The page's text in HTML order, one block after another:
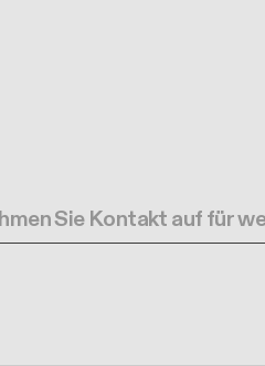
Sie Kontakt auf für